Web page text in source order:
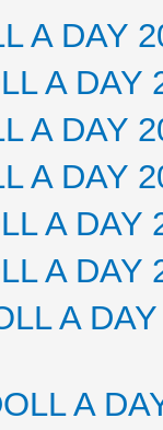
A DAY
A DAY
A DAY
A DAY
A DAY
A DAY
A
A